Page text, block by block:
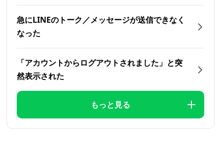
急にLINEのトーク／メッセージが送信できなく
なった
「アカウントからログアウトされました」と突
然表示された
もっと見る